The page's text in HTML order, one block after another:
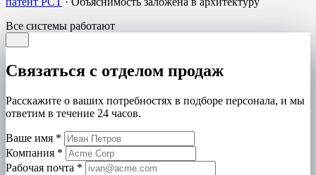
Все системы работают
Связаться с отделом продаж
Расскажите о ваших потребностях в подборе персонала, и мы
ответим в течение 24 часов.
Ваше имя *
Компания *
Рабочая почта *